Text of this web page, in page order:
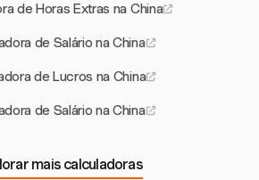
de Horas Extras na China
de Salário na China
de Lucros na China
de Salário na China
mais calculadoras